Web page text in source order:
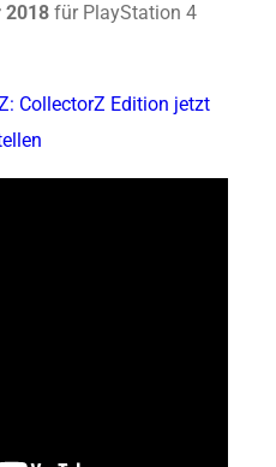
2018 für PlayStation 4
CollectorZ Edition jetzt